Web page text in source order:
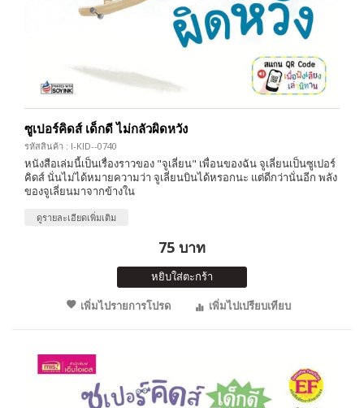
ซูเปอร์คิดส์ เด็กดี ไม่กลัวผิดหวัง
รหัสสินค้า : I-KID--0740
หนังสือเล่มนี้เป็นเรื่องราวของ "จูเลี่ยน" เพื่อนของฉัน จูเลี่ยนเป็นซูเปอร์
คิดส์ นั่นไม่ได้หมายความว่า จูเลี่ยนบินได้หรอกนะ แต่ดีกว่านั่นอีก พลัง
ของจูเลี่ยนมาจากข้างใน
ดูรายละเอียดเพิ่มเติม
75 บาท
หยิบใส่ตะกร้า
เพิ่มไปรายการโปรด
เพิ่มไปเปรียบเทียบ